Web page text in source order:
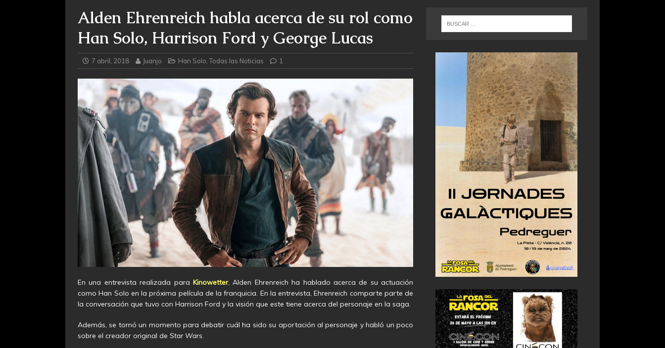
Alden Ehrenreich habla acerca de su rol como
Han Solo, Harrison Ford y George Lucas
7 abril, 2018 Juanjo Han Solo ,Todas las Noticias 1
En una entrevista realizada para Kinowetter, Alden Ehrenreich ha hablado acerca de su actuación
como Han Solo en la próxima película de la franquicia. En la entrevista, Ehrenreich comparte parte de
la conversación que tuvo con Harrison Ford y la visión que este tiene acerca del personaje en la saga.
Además, se tomó un momento para debatir cuál ha sido su aportación al personaje y habló un poco
sobre el creador original de Star Wars.